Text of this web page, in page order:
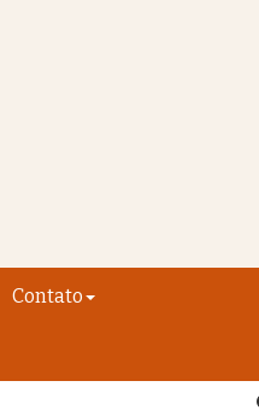
Contato